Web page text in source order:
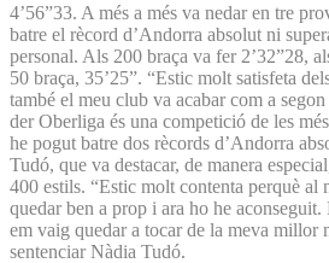
4’56”33. A més a més va nedar en tre
batre el rècord d’Andorra absolut ni
personal. Als 200 braça va fer 2’32”28,
50 braça, 35’25”. “Estic molt satisfeta
també el meu club va acabar com a
der Oberliga és una competició de les
he pogut batre dos rècords d’Andorra
Tudó, que va destacar, de manera
400 estils. “Estic molt contenta perquè al
quedar ben a prop i ara ho he aconseguit.
em vaig quedar a tocar de la meva millor
sentenciar Nàdia Tudó.